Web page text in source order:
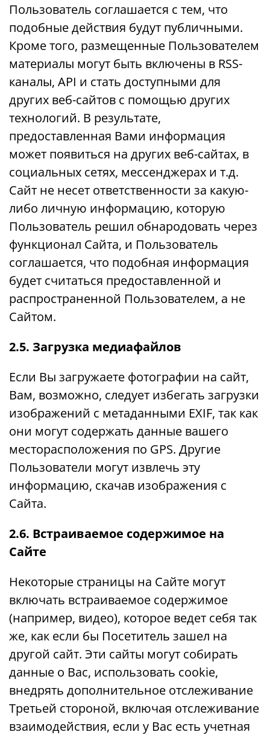
Пользователь соглашается с тем, что
подобные действия будут публичными.
Кроме того, размещенные Пользователем
материалы могут быть включены в RSS-
каналы, API и стать доступными для
других веб-сайтов с помощью других
технологий. В результате,
предоставленная Вами информация
может появиться на других веб-сайтах, в
социальных сетях, мессенджерах и т.д.
Сайт не несет ответственности за какую-
либо личную информацию, которую
Пользователь решил обнародовать через
функционал Сайта, и Пользователь
соглашается, что подобная информация
будет считаться предоставленной и
распространенной Пользователем, а не
Сайтом.
2.5. Загрузка медиафайлов
Если Вы загружаете фотографии на сайт,
Вам, возможно, следует избегать загрузки
изображений с метаданными EXIF, так как
они могут содержать данные вашего
месторасположения по GPS. Другие
Пользователи могут извлечь эту
информацию, скачав изображения с
Сайта.
2.6. Встраиваемое содержимое на
Сайте
Некоторые страницы на Сайте могут
включать встраиваемое содержимое
(например, видео), которое ведет себя так
же, как если бы Посетитель зашел на
другой сайт. Эти сайты могут собирать
данные о Вас, использовать cookie,
внедрять дополнительное отслеживание
Третьей стороной, включая отслеживание
взаимодействия, если у Вас есть учетная